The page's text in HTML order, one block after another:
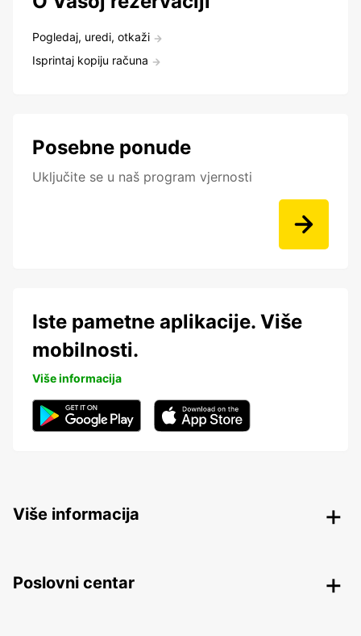
Pogledaj, uredi, otkaži
Isprintaj kopiju računa
Posebne ponude
Uključite se u naš program vjernosti
Iste pametne aplikacije. Više
mobilnosti.
Više informacija
Više informacija
Poslovni centar